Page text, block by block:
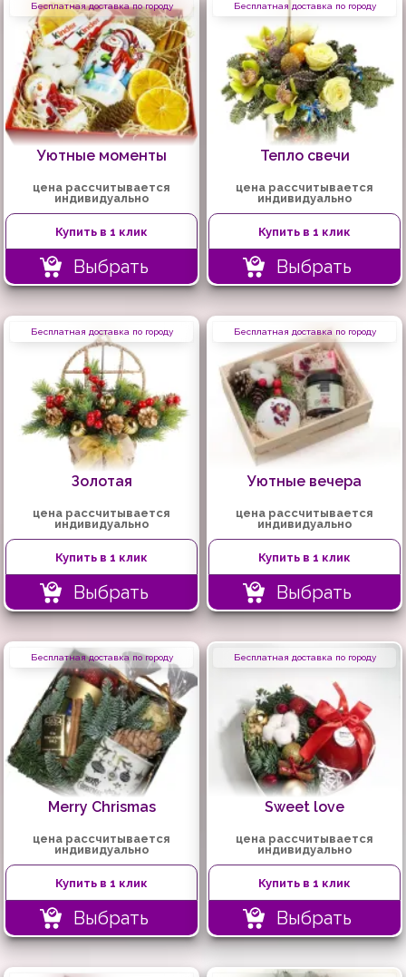
Бесплатная доставка по городу
Уютные моменты
цена рассчитывается
индивидуально
Купить в 1 клик
Выбрать
Бесплатная доставка по городу
Тепло свечи
цена рассчитывается
индивидуально
Купить в 1 клик
Выбрать
Бесплатная доставка по городу
Золотая
цена рассчитывается
индивидуально
Купить в 1 клик
Выбрать
Бесплатная доставка по городу
Уютные вечера
цена рассчитывается
индивидуально
Купить в 1 клик
Выбрать
Бесплатная доставка по городу
Merry Chrismas
цена рассчитывается
индивидуально
Купить в 1 клик
Выбрать
Бесплатная доставка по городу
Sweet love
цена рассчитывается
индивидуально
Купить в 1 клик
Выбрать